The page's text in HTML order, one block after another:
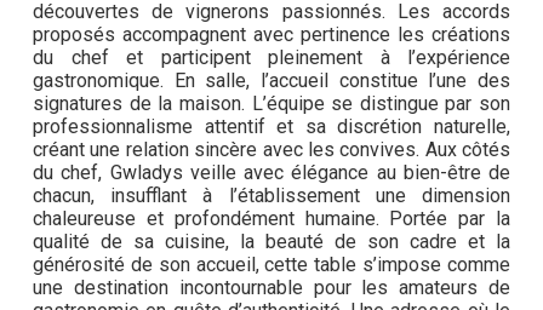
découvertes de vignerons passionnés. Les accords
proposés accompagnent avec pertinence les créations
du chef et participent pleinement à l’expérience
gastronomique. En salle, l’accueil constitue l’une des
signatures de la maison. L’équipe se distingue par son
professionnalisme attentif et sa discrétion naturelle,
créant une relation sincère avec les convives. Aux côtés
du chef, Gwladys veille avec élégance au bien-être de
chacun, insufflant à l’établissement une dimension
chaleureuse et profondément humaine. Portée par la
qualité de sa cuisine, la beauté de son cadre et la
générosité de son accueil, cette table s’impose comme
une destination incontournable pour les amateurs de